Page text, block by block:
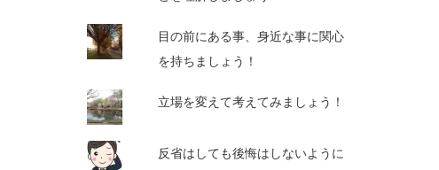
目の前にある事、身近な事に関心
を持ちましょう！
立場を変えて考えてみましょう！
反省はしても後悔はしないように